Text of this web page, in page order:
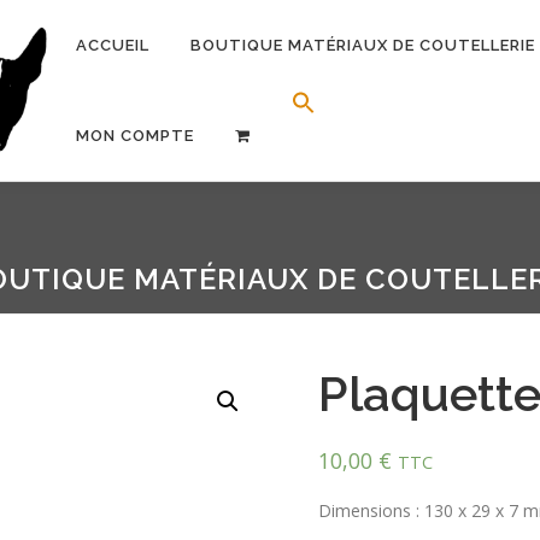
ACCUEIL BOUTIQUE MATÉRIAUX DE COUTELLERIE
MON COMPTE
MATÉRIAUX DE
10,00 € TTC
Dimensions : 130 x 29 x 7